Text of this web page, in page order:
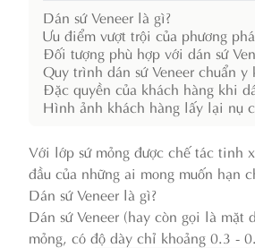
Dán sứ Veneer là gì?
Ưu điểm vượt trội của phương
Đối tượng phù hợp với dán sứ
Quy trình dán sứ Veneer chuẩn
Đặc quyền của khách hàng khi
Hình ảnh khách hàng lấy lại nụ
Với lớp sứ mỏng được chế tác tinh
đầu của những ai mong muốn hạn
Dán sứ Veneer là gì?
Dán sứ Veneer (hay còn gọi là
mỏng, có độ dày chỉ khoảng 0.3 -